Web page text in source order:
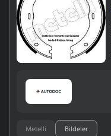
Metelli Bildeler